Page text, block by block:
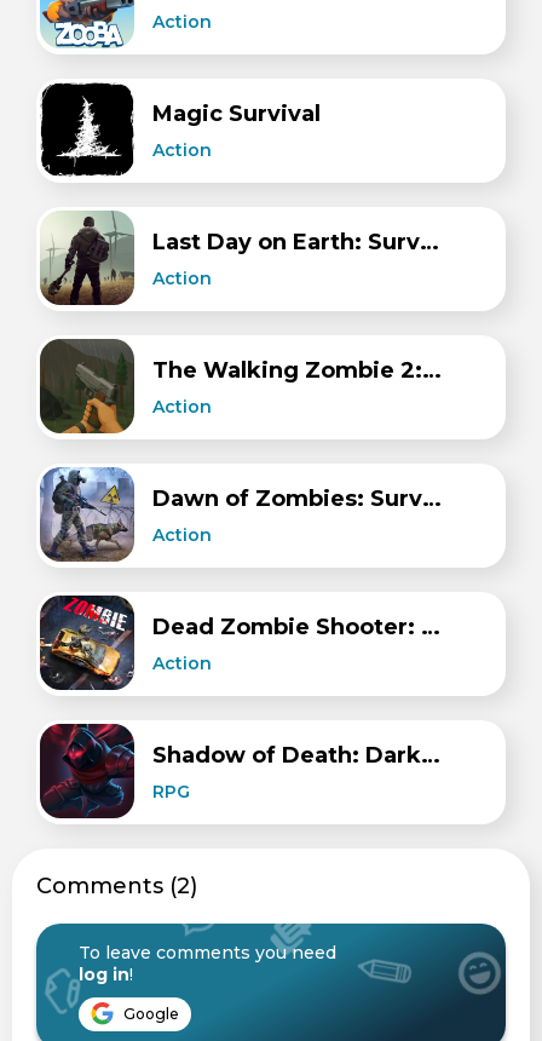
Action
Magic Survival
Action
Last Day on Earth: Survival
Action
The Walking Zombie 2: Zombie shooter
Action
Dawn of Zombies: Survival
Action
Dead Zombie Shooter: Survival
Action
Shadow of Death: Dark Knight
RPG
Сomments (2)
To leave comments you need
log in!
Google